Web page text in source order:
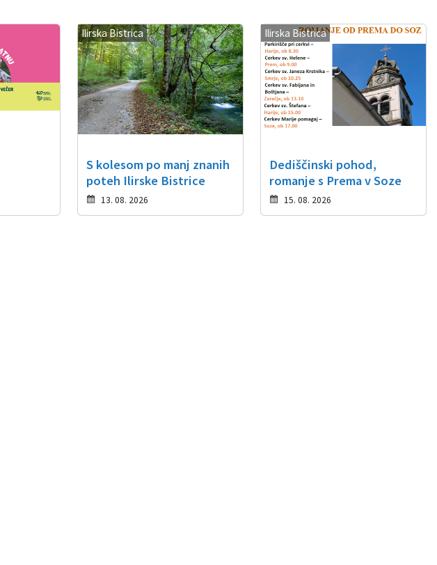
Ilirska Bistrica
S kolesom po manj znanih
poteh Ilirske Bistrice
13. 08. 2026
Ilirska Bistrica
Dediščinski pohod,
romanje s Prema v Soze
15. 08. 2026